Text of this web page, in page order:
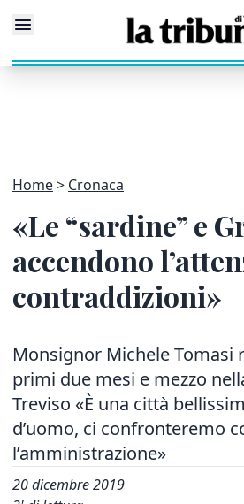
Home Cronaca
«Le “sardine” e
accendono
contraddizioni»
Monsignor Michele Tomasi
primi due mesi e mezzo
Treviso «È una città
d’uomo, ci confronteremo
l’amministrazione»
20 dicembre 2019